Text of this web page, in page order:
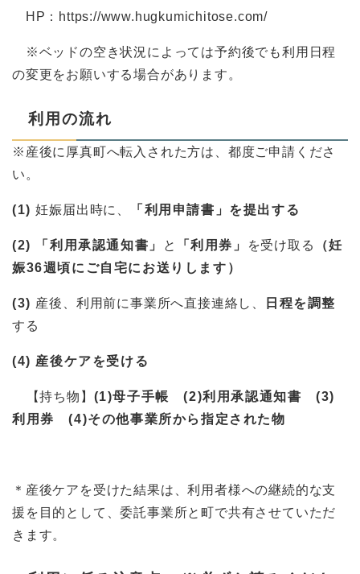
HP：https://www.hugkumichitose.com/
​ ※ベッドの空き状況によっては予約後でも利用日程
の変更をお願いする場合があります。
利用の流れ
※産後に厚真町へ転入された方は、都度ご申請くださ
い。
(1)妊娠届出時に、 「利用申請書」を提出する
(2) 「利用承認通知書」 と 「利用券」 を受け取る
（妊
娠36週頃にご自宅にお送りします）
(3) 産後、利用前に事業所へ直接連絡し、
日程を調整
する
(4) 産後ケアを受ける
【持ち物】 (1)母子手帳 (2)利用承認通知書 (3)
利用券 (4)その他事業所から指定された物
​＊産後ケアを受けた結果は、利用者様への継続的な支
援を目的として、委託事業所と町で共有させていただ
きます。